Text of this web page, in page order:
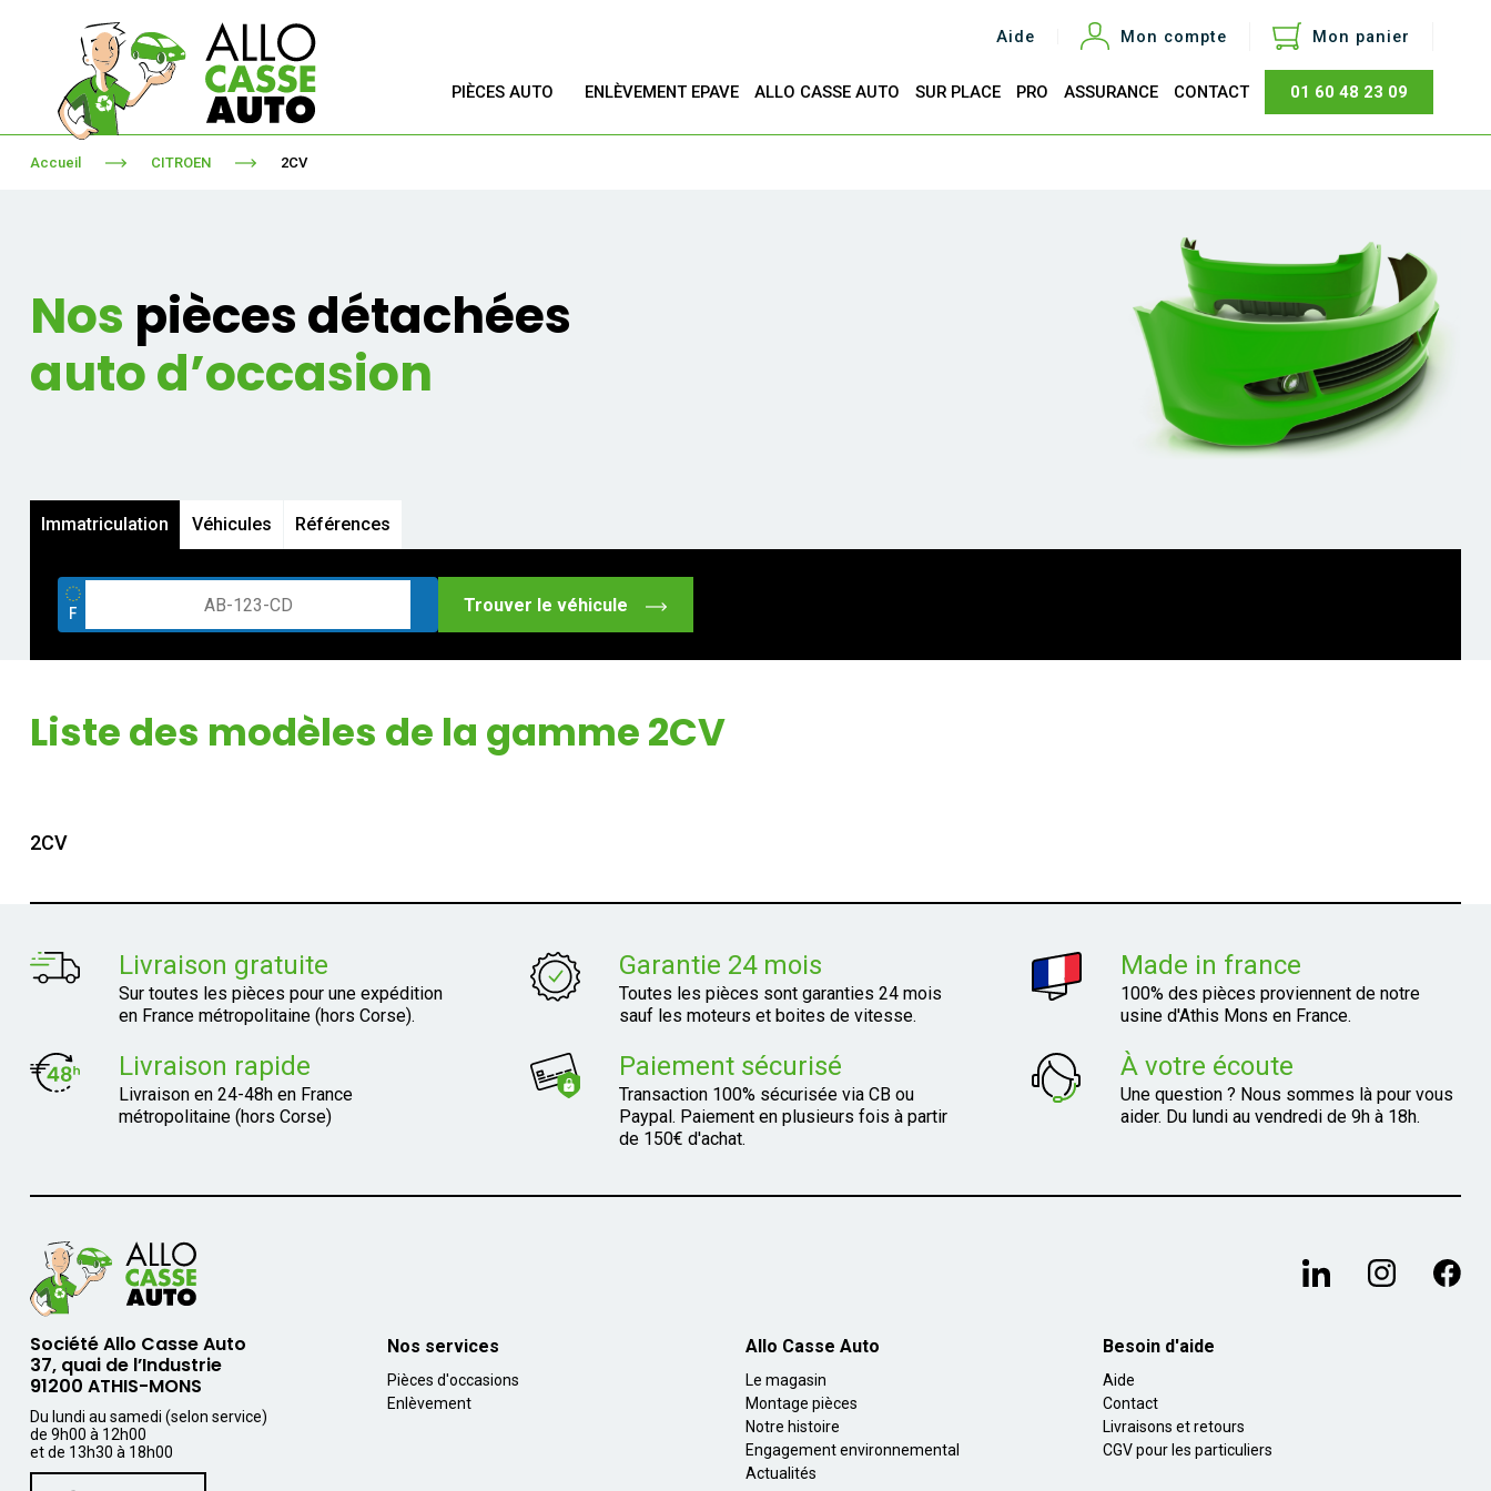
Aide Mon compte Mon panier
Total
PIÈCES AUTO ENLÈVEMENT EPAVE ALLO CASSE AUTO SUR PLACE PRO ASSURANCE CONTACT 01 60 48 23 09
Accueil CITROEN 2CV
Nos pièces détachées
auto d’occasion
Immatriculation Véhicules Références
Trouver le véhicule
Liste des modèles de la gamme 2CV
2CV
Livraison gratuite
Sur toutes les pièces pour une expédition
en France métropolitaine (hors Corse).
Garantie 24 mois
Toutes les pièces sont garanties 24 mois
sauf les moteurs et boites de vitesse.
Made in france
100% des pièces proviennent de notre
usine d'Athis Mons en France.
Livraison rapide
Livraison en 24-48h en France
métropolitaine (hors Corse)
Paiement sécurisé
Transaction 100% sécurisée via CB ou
Paypal. Paiement en plusieurs fois à partir
de 150€ d'achat.
À votre écoute
Une question ? Nous sommes là pour vous
aider. Du lundi au vendredi de 9h à 18h.
Société Allo Casse Auto
37, quai de l’Industrie
91200 ATHIS-MONS
Du lundi au samedi (selon service)
de 9h00 à 12h00
et de 13h30 à 18h00
Nos services
Pièces d'occasions
Enlèvement
Allo Casse Auto
Le magasin
Montage pièces
Notre histoire
Engagement environnemental
Actualités
Besoin d'aide
Aide
Contact
Livraisons et retours
CGV pour les particuliers